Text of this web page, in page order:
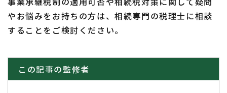
やお悩みをお持ちの方は、相続専門の税理士に相談
することをご検討ください。
この記事の監修者